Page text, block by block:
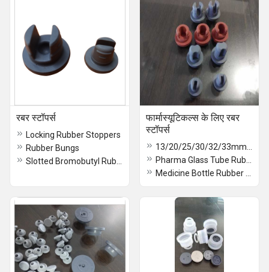
रबर स्टॉपर्स
Locking Rubber Stoppers
Rubber Bungs
फार्मास्यूटिकल्स के लिए रबर
स्टॉपर्स